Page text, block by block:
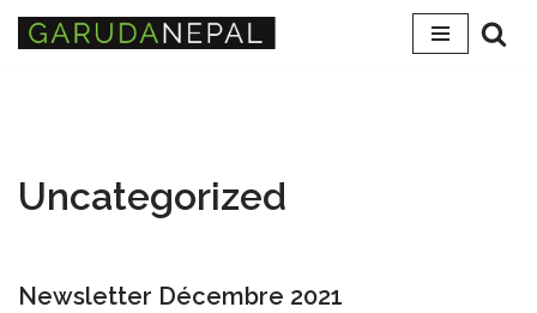
Uncategorized
Newsletter Décembre 2021